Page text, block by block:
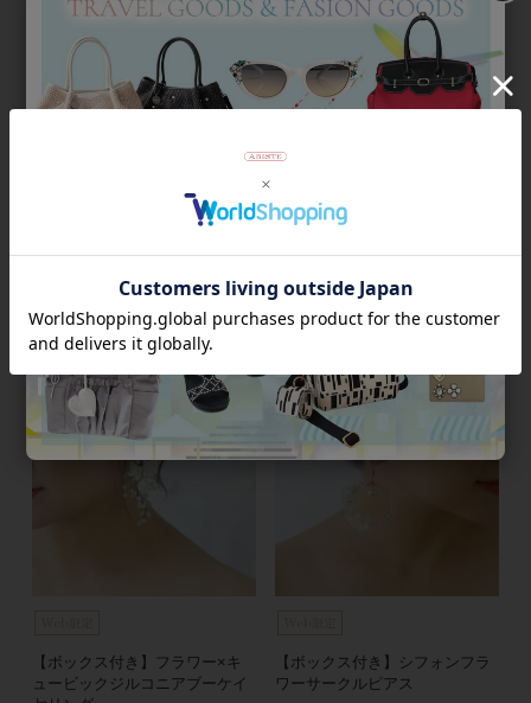
バタフライモチーフキュービッ
13,200 税込
キュービックジルコニア×パー
¥19,800 税込
数量限定
【ボックス付き】フラワー×キ
ュービックジルコニアブーケイ
数量限定
【ボックス付き】シフォンフラ
ワーサークルピアス